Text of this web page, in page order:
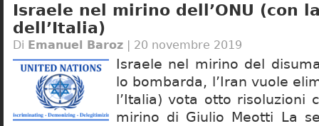
Israele nel mirino dell’ONU (con
dell’Italia)
Di Emanuel Baroz | 20 novembre 2019
Israele nel mirino del
lo bombarda, l’Iran vuole
l’Italia) vota otto risoluzioni
mirino di Giulio Meotti La